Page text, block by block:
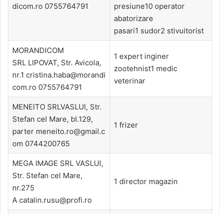
dicom.ro 0755764791
presiune10 operator
abatorizare
pasari1 sudor2 stivuitorist
MORANDICOM
SRL LIPOVAT, Str. Avicola,
nr.1 cristina.haba@morandi
com.ro 0755764791
1 expert inginer
zootehnist1 medic
veterinar
MENEITO SRLVASLUI, Str.
Stefan cel Mare, bl.129,
parter meneito.ro@gmail.c
om 0744200765
1 frizer
MEGA IMAGE SRL VASLUI,
Str. Stefan cel Mare,
nr.275
A catalin.rusu@profi.ro
1 director magazin